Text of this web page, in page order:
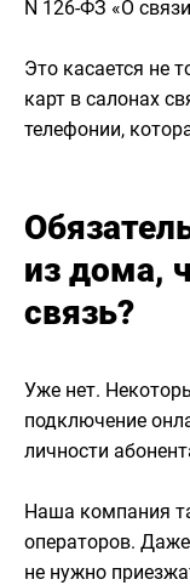
N 126-ФЗ «О
Это касается не
карт в салонах
телефонии,
из дома,
связь?
Уже нет.
подключение
личности
Наша компания
операторов.
не нужно